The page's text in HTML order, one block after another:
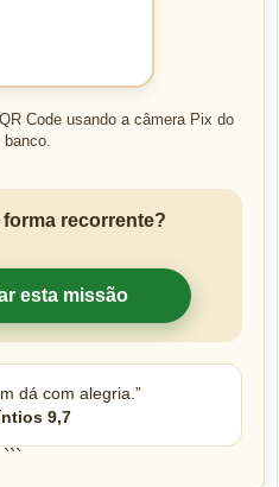
Code usando a câmera Pix do
forma recorrente?
esta missão
dá com alegria.”
9,7
```